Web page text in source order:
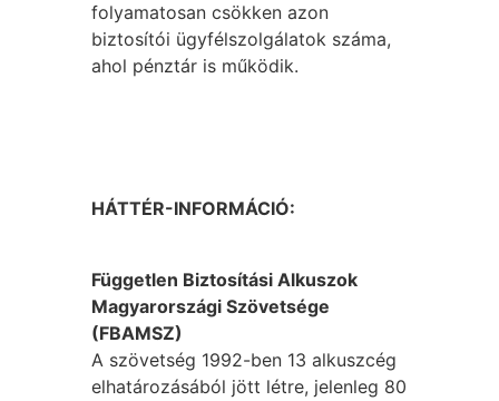
folyamatosan csökken azon
biztosítói ügyfélszolgálatok száma,
ahol pénztár is működik.
HÁTTÉR-INFORMÁCIÓ:
Független Biztosítási Alkuszok
Magyarországi Szövetsége
(FBAMSZ)
A szövetség 1992-ben 13 alkuszcég
elhatározásából jött létre, jelenleg 80